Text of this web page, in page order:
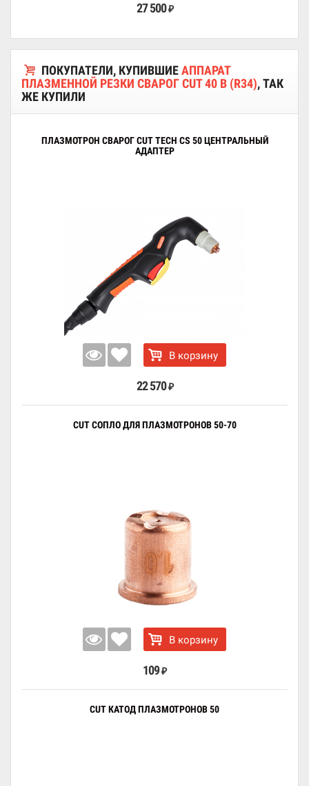
27 500 ₽
ПОКУПАТЕЛИ, КУПИВШИЕАППАРАТ
ПЛАЗМЕННОЙ РЕЗКИ СВАРОГ CUT 40 B (R34), ТАК
ЖЕ КУПИЛИ
ПЛАЗМОТРОН СВАРОГ CUT TECH CS 50 ЦЕНТРАЛЬНЫЙ
АДАПТЕР
В корзину
22 570 ₽
CUT СОПЛО ДЛЯ ПЛАЗМОТРОНОВ 50-70
В корзину
109 ₽
CUT КАТОД ПЛАЗМОТРОНОВ 50